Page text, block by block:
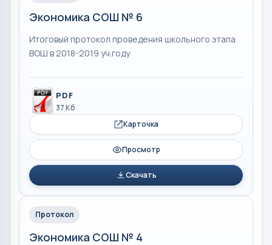
Экономика СОШ № 6
Итоговый протокол проведения школьного этапа
ВОШ в 2018-2019 уч.году
PDF
37 Кб
Карточка
Просмотр
Скачать
Протокол
Экономика СОШ № 4